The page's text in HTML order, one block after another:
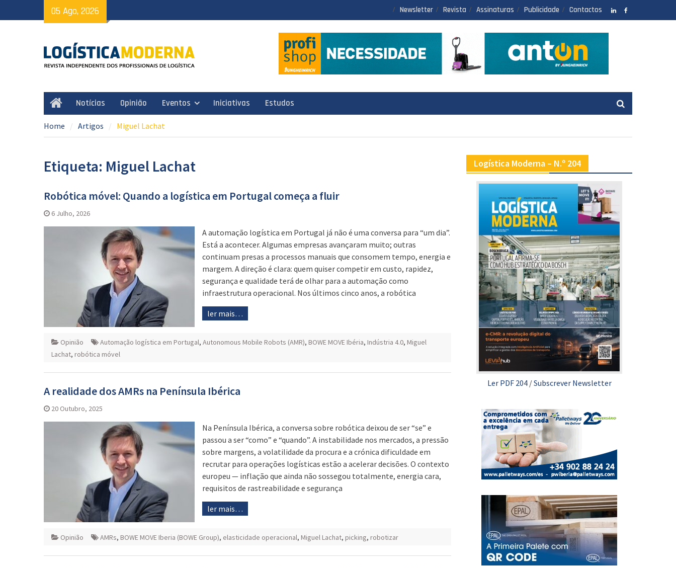
to
05 Ago, 2026 Newsletter Revista Assinaturas Publicidade Contactos
HomeNotícias Opinião Eventos Iniciativas Estudos
Home Artigos Miguel Lachat
Etiqueta: Miguel Lachat
Robótica móvel: Quando a logística em Portugal começa a fluir
6 Julho, 2026
A automação logística em Portugal já não é uma conversa para “um dia”.
Está a acontecer. Algumas empresas avançaram muito; outras
continuam presas a processos manuais que consomem tempo, energia e
margem. A direção é clara: quem quiser competir em custo, rapidez,
segurança e qualidade terá de olhar para a automação como
infraestrutura operacional. Nos últimos cinco anos, a robótica
ler mais…
Opinião Automação logística em Portugal, Autonomous Mobile Robots (AMR), BOWE MOVE Ibéria, Indústria 4.0, Miguel
Lachat, robótica móvel
A realidade dos AMRs na Península Ibérica
20 Outubro, 2025
Na Península Ibérica, a conversa sobre robótica deixou de ser “se” e
passou a ser “como” e “quando”. A instabilidade nos mercados, a pressão
sobre margens, a volatilidade da procura e a crónica dificuldade em
recrutar para operações logísticas estão a acelerar decisões. O contexto
europeu — inflação que ainda não sossegou totalmente, energia cara,
requisitos de rastreabilidade e segurança
ler mais…
Opinião AMRs, BOWE MOVE Iberia (BOWE Group), elasticidade operacional, Miguel Lachat, picking, robotizar
Logística Moderna – N.º 204
Ler PDF 204/Subscrever Newsletter